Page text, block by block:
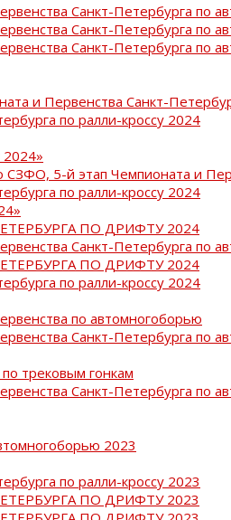
Санкт-Петербурга по
Санкт-Петербурга по
Санкт-Петербурга по
и Первенства Санкт-
по ралли-кроссу 2024
2024»
5-й этап Чемпионата и
по ралли-кроссу 2024
ПО ДРИФТУ 2024
Санкт-Петербурга по
ПО ДРИФТУ 2024
по ралли-кроссу 2024
по автомногоборью
Санкт-Петербурга по
трековым гонкам
Санкт-Петербурга
2023
по ралли-кроссу 2023
ПО ДРИФТУ 2023